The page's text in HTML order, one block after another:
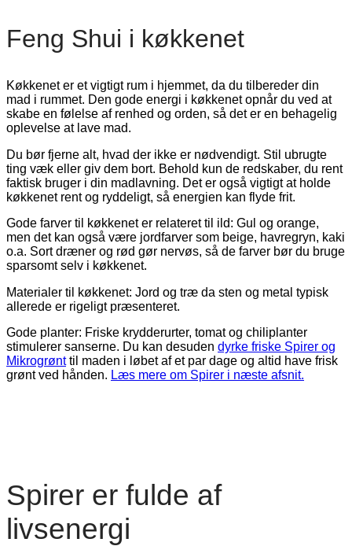
Feng Shui i køkkenet
Køkkenet er et vigtigt rum i hjemmet, da du tilbereder din
mad i rummet. Den gode energi i køkkenet opnår du ved at
skabe en følelse af renhed og orden, så det er en behagelig
oplevelse at lave mad.
Du bør fjerne alt, hvad der ikke er nødvendigt. Stil ubrugte
ting væk eller giv dem bort. Behold kun de redskaber, du rent
faktisk bruger i din madlavning. Det er også vigtigt at holde
køkkenet rent og ryddeligt, så energien kan flyde frit.
Gode farver til køkkenet er relateret til ild: Gul og orange,
men det kan også være jordfarver som beige, havregryn, kaki
o.a. Sort dræner og rød gør nervøs, så de farver bør du bruge
sparsomt selv i køkkenet.
Materialer til køkkenet: Jord og træ da sten og metal typisk
allerede er rigeligt præsenteret.
Gode planter: Friske krydderurter, tomat og chiliplanter
stimulerer sanserne. Du kan desuden dyrke friske Spirer og
Mikrogrønttil maden i løbet af et par dage og altid have frisk
grønt ved hånden. Læs mere om Spirer i næste afsnit.
Spirer er fulde af
livsenergi